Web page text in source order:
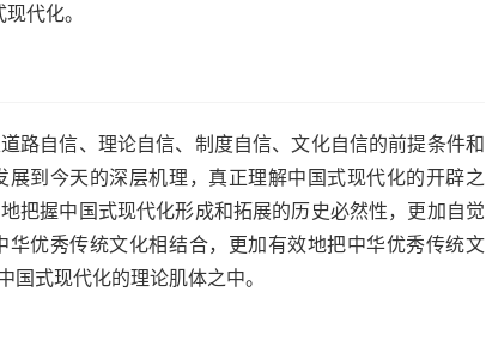
代化。
路自信、理论自信、制度自信、文化自信的前提条件和
到今天的深层机理，真正理解中国式现代化的开辟之
把握中国式现代化形成和拓展的历史必然性，更加自觉
优秀传统文化相结合，更加有效地把中华优秀传统文
式现代化的理论肌体之中。